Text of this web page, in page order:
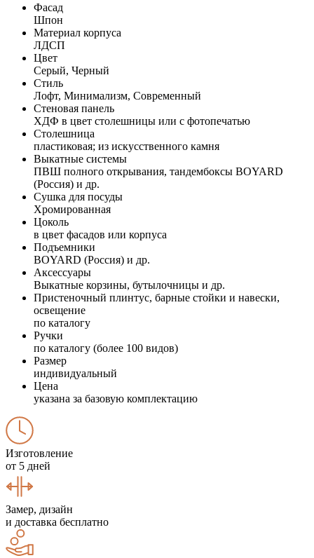
Фасад
Шпон
Материал корпуса
ЛДСП
Цвет
Серый, Черный
Стиль
Лофт, Минимализм, Современный
Стеновая панель
ХДФ в цвет столешницы или с фотопечатью
Столешница
пластиковая; из искусственного камня
Выкатные системы
ПВШ полного открывания, тандембоксы BOYARD
(Россия) и др.
Сушка для посуды
Хромированная
Цоколь
в цвет фасадов или корпуса
Подъемники
BOYARD (Россия) и др.
Аксессуары
Выкатные корзины, бутылочницы и др.
Пристеночный плинтус, барные стойки и навески,
освещение
по каталогу
Ручки
по каталогу (более 100 видов)
Размер
индивидуальный
Цена
указана за базовую комплектацию
Изготовление
от 5 дней
Замер, дизайн
и доставка бесплатно